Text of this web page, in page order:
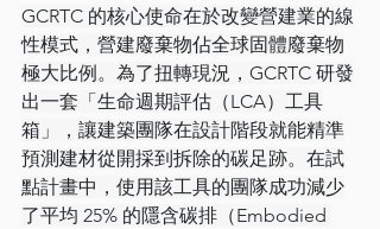
GCRTC 的核心使命在於改變營建業的線
性模式，營建廢棄物佔全球固體廢棄物
極大比例。為了扭轉現況，GCRTC 研發
出一套「生命週期評估（LCA）工具
箱」，讓建築團隊在設計階段就能精準
預測建材從開採到拆除的碳足跡。在試
點計畫中，使用該工具的團隊成功減少
了平均 25% 的隱含碳排（Embodied